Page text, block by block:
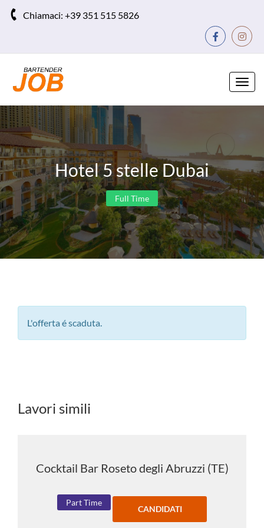
Chiamaci: +39 351 515 5826
Hotel 5 stelle Dubai
Full Time
L'offerta é scaduta.
Lavori simili
Cocktail Bar Roseto degli Abruzzi (TE)
Part Time
CANDIDATI